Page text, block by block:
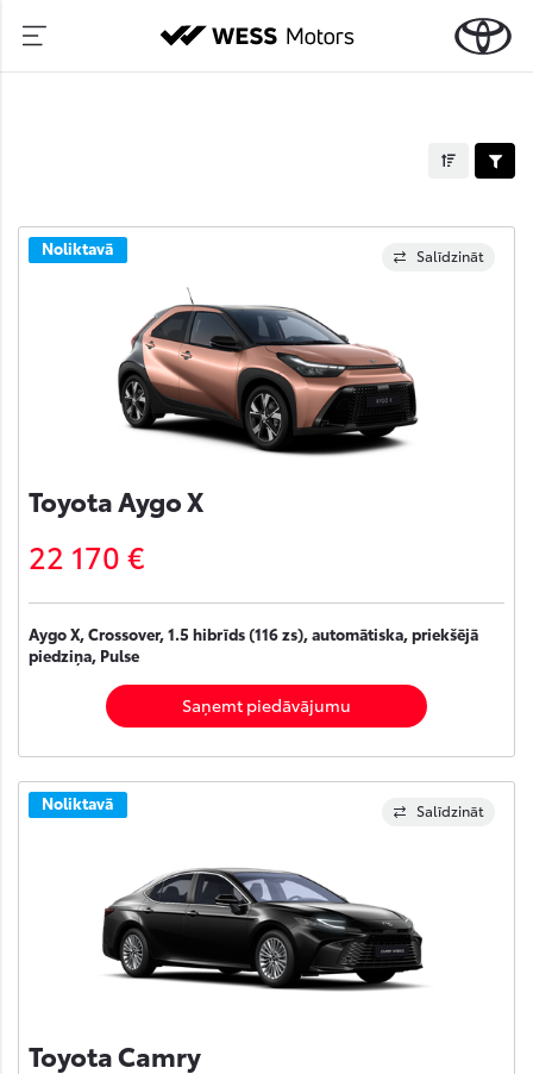
Salīdzināt
Noliktavā
Toyota Aygo X
22 170 €
Aygo X, Crossover, 1.5 hibrīds (116 zs), automātiska, priekšējā
piedziņa, Pulse
Saņemt piedāvājumu
Salīdzināt
Noliktavā
Toyota Camry